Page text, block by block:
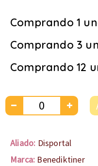
Comprando 1
Comprando 3
Comprando 12
Aliado: Disportal
Marca: Benediktiner